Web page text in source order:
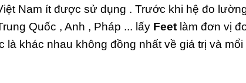
Nam ít được sử dụng . Trước khi hệ đo
Quốc , Anh , Pháp ... lấy Feet làm đơn vị
là khác nhau không đồng nhất về giá trị và